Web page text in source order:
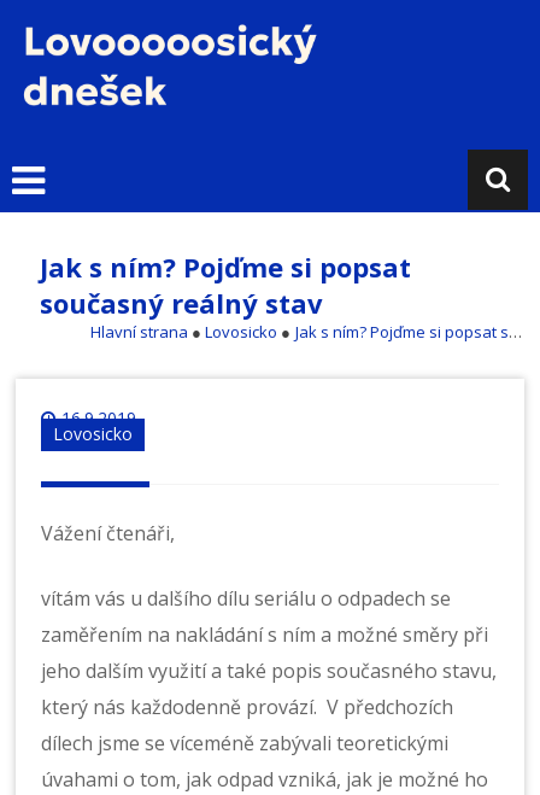
obsahu
L
s
i
c
k
d
n
e
š
e
k
Jak s ním? Pojďme si popsat
současný reálný stav
Hlavní strana ● Lovosicko ● Jak s ním? Pojďme si popsat současný reálný stav
Lovosicko
16.9.2019
Vážení čtenáři,
vítám vás u dalšího dílu seriálu o odpadech se
zaměřením na nakládání s ním a možné směry při
jeho dalším využití a také popis současného stavu,
který nás každodenně provází. V předchozích
dílech jsme se víceméně zabývali teoretickými
úvahami o tom, jak odpad vzniká, jak je možné ho